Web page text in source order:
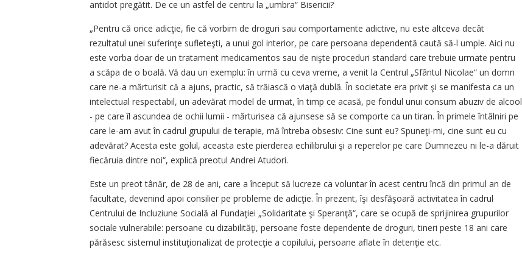
antidot pregătit. De ce un astfel de centru la „umbra“ Bisericii?
„Pentru că orice adicţie, fie că vorbim de droguri sau comportamente adictive, nu este altceva decât
rezultatul unei suferinţe sufleteşti, a unui gol interior, pe care persoana dependentă caută să-l umple. Aici nu
este vorba doar de un tratament medicamentos sau de nişte proceduri standard care trebuie urmate pentru
a scăpa de o boală. Vă dau un exemplu: în urmă cu ceva vreme, a venit la Centrul „Sfântul Nicolae“ un domn
care ne-a mărturisit că a ajuns, practic, să trăiască o viaţă dublă. În societate era privit şi se manifesta ca un
intelectual respectabil, un adevărat model de urmat, în timp ce acasă, pe fondul unui consum abuziv de alcool
- pe care îl ascundea de ochii lumii - mărturisea că ajunsese să se comporte ca un tiran. În primele întâlniri pe
care le-am avut în cadrul grupului de terapie, mă întreba obsesiv: Cine sunt eu? Spuneţi-mi, cine sunt eu cu
adevărat? Acesta este golul, aceasta este pierderea echilibrului şi a reperelor pe care Dumnezeu ni le-a dăruit
fiecăruia dintre noi“, explică preotul Andrei Atudori.
Este un preot tânăr, de 28 de ani, care a început să lucreze ca voluntar în acest centru încă din primul an de
facultate, devenind apoi consilier pe probleme de adicţie. În prezent, îşi desfăşoară activitatea în cadrul
Centrului de Incluziune Socială al Fundaţiei „Solidaritate şi Speranţă“, care se ocupă de sprijinirea grupurilor
sociale vulnerabile: persoane cu dizabilităţi, persoane foste dependente de droguri, tineri peste 18 ani care
părăsesc sistemul instituţionalizat de protecţie a copilului, persoane aflate în detenţie etc.